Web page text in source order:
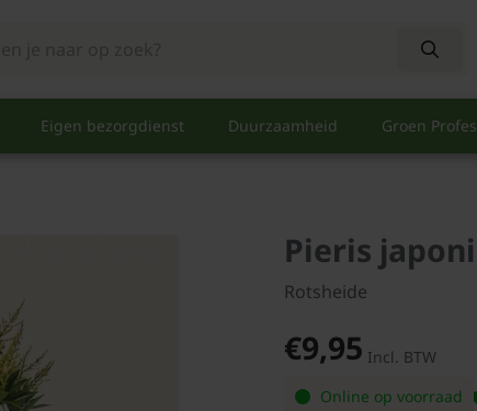
Eigen bezorgdienst Duurzaamheid Groen
Pieris
Rotsheide
€9,95 Incl. BTW
Online op voorraad